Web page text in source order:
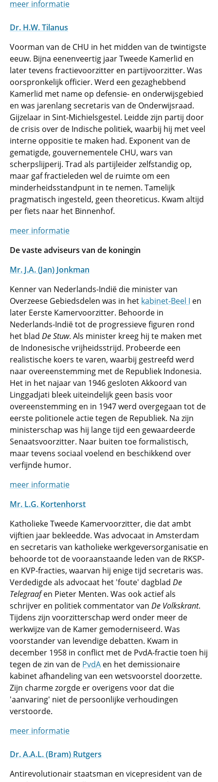
meer informatie
Dr. H.W. Tilanus
Voorman van de CHU in het midden van de twintigste
eeuw. Bijna eenenveertig jaar Tweede Kamerlid en
later tevens fractievoorzitter en partijvoorzitter. Was
oorspronkelijk officier. Werd een gezaghebbend
Kamerlid met name op defensie- en onderwijsgebied
en was jarenlang secretaris van de Onderwijsraad.
Gijzelaar in Sint-Michielsgestel. Leidde zijn partij door
de crisis over de Indische politiek, waarbij hij met veel
interne oppositie te maken had. Exponent van de
gematigde, gouvernementele CHU, wars van
scherpslijperij. Trad als partijleider zelfstandig op,
maar gaf fractieleden wel de ruimte om een
minderheidsstandpunt in te nemen. Tamelijk
pragmatisch ingesteld, geen theoreticus. Kwam altijd
per fiets naar het Binnenhof.
meer informatie
De vaste adviseurs van de koningin
Mr. J.A. (Jan) Jonkman
Kenner van Nederlands-Indië die minister van
Overzeese Gebiedsdelen was in het kabinet-Beel I en
later Eerste Kamervoorzitter. Behoorde in
Nederlands-Indië tot de progressieve figuren rond
het blad De Stuw. Als minister kreeg hij te maken met
de Indonesische vrijheidsstrijd. Probeerde een
realistische koers te varen, waarbij gestreefd werd
naar overeenstemming met de Republiek Indonesia.
Het in het najaar van 1946 gesloten Akkoord van
Linggadjati bleek uiteindelijk geen basis voor
overeenstemming en in 1947 werd overgegaan tot de
eerste politionele actie tegen de Republiek. Na zijn
ministerschap was hij lange tijd een gewaardeerde
Senaatsvoorzitter. Naar buiten toe formalistisch,
maar tevens sociaal voelend en beschikkend over
verfijnde humor.
meer informatie
Mr. L.G. Kortenhorst
Katholieke Tweede Kamervoorzitter, die dat ambt
vijftien jaar bekleedde. Was advocaat in Amsterdam
en secretaris van katholieke werkgeversorganisatie en
behoorde tot de vooraanstaande leden van de RKSP-
en KVP-fracties, waarvan hij enige tijd secretaris was.
Verdedigde als advocaat het 'foute' dagblad De
Telegraafen Pieter Menten. Was ook actief als
schrijver en politiek commentator van De Volkskrant.
Tijdens zijn voorzitterschap werd onder meer de
werkwijze van de Kamer gemoderniseerd. Was
voorstander van levendige debatten. Kwam in
december 1958 in conflict met de PvdA-fractie toen hij
tegen de zin van de PvdA en het demissionaire
kabinet afhandeling van een wetsvoorstel doorzette.
Zijn charme zorgde er overigens voor dat die
'aanvaring' niet de persoonlijke verhoudingen
verstoorde.
meer informatie
Dr. A.A.L. (Bram) Rutgers
Antirevolutionair staatsman en vicepresident van de